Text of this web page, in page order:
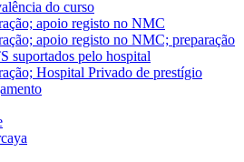
do curso
apoio registo no NMC
apoio registo no NMC; preparação
suportados pelo hospital
Hospital Privado de prestígio